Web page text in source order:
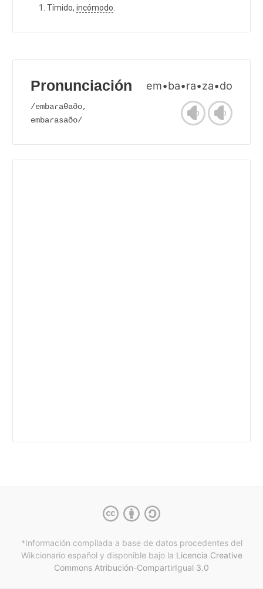
Tímido, incómodo
Pronunciación em•ba•ra•za•do
/embaɾaθaðo,
embaɾasaðo/
*Información compilada a base de datos procedentes del
Wikcionario español y disponible bajo la Licencia Creative
Commons Atribución-CompartirIgual 3.0